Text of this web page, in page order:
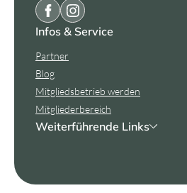
Infos & Service
Partner
Blog
Mitgliedsbetrieb werden
Mitgliederbereich
Weiterführende Links